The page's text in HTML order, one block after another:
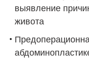
выявление
живота